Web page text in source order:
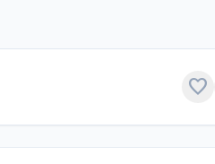
favorite